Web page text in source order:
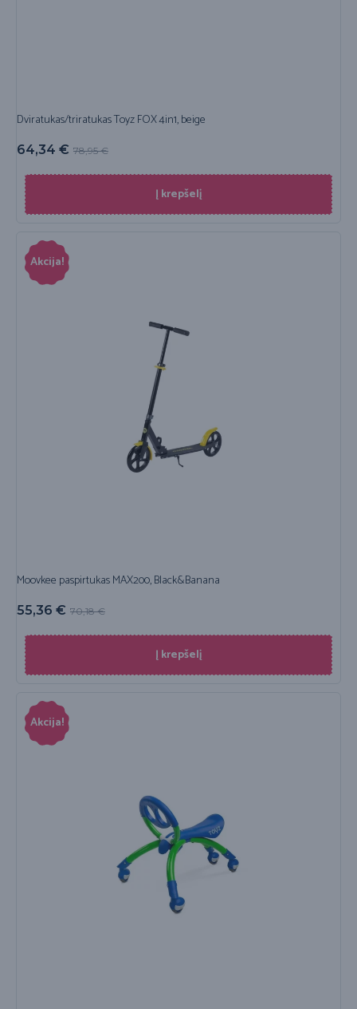
Dviratukas/triratukas Toyz FOX 4in1, beige
78,95€
64,34 €
Į krepšelį
Akcija!
Moovkee paspirtukas MAX200, Black&Banana
70,18€
55,36 €
Į krepšelį
Akcija!